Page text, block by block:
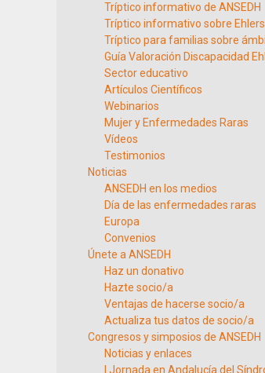
Tríptico informativo de ANSEDH
Tríptico informativo sobre
Tríptico para familias sobre
Guía Valoración Discapacidad
Sector educativo
Artículos Científicos
Webinarios
Mujer y Enfermedades Raras
Vídeos
Testimonios
Noticias
ANSEDH en los medios
Día de las enfermedades raras
Europa
Convenios
Únete a ANSEDH
Haz un donativo
Hazte socio/a
Ventajas de hacerse socio/a
Actualiza tus datos de socio/a
Congresos y simposios de ANSEDH
Noticias y enlaces
I Jornada en Andalucía del